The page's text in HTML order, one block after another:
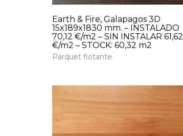
Earth & Fire, Galapagos 3D
15x189x1830 mm. – INSTALADO
70,12 €/m2 – SIN INSTALAR 61,62
€/m2 – STOCK: 60,32 m2
Parquet flotante